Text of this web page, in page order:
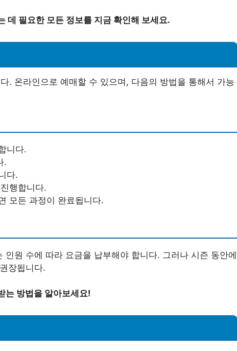
데 필요한 모든 정보를 지금 확인해 보세요.
. 온라인으로 예매할 수 있으며, 다음의 방법을 통해서 가능
니다.
.
다.
행합니다.
모든 과정이 완료됩니다.
인원 수에 따라 요금을 납부해야 합니다. 그러나 시즌 동안에
장됩니다.
는 방법을 알아보세요!